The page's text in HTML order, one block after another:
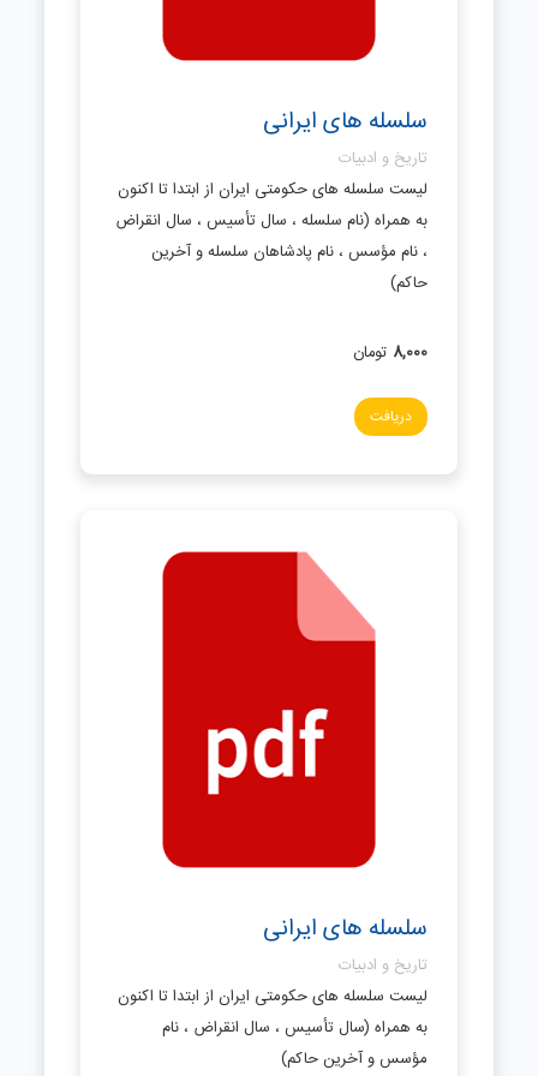
سلسله های ایرانی
تاریخ و ادبیات
لیست سلسله های حکومتی ایران از ابتدا تا اکنون
به همراه (نام سلسله ، سال تأسیس ، سال انقراض
، نام مؤسس ، نام پادشاهان سلسله و آخرین
حاکم)
8,000 تومان
دریافت
سلسله های ایرانی
تاریخ و ادبیات
لیست سلسله های حکومتی ایران از ابتدا تا اکنون
به همراه (سال تأسیس ، سال انقراض ، نام
مؤسس و آخرین حاکم)